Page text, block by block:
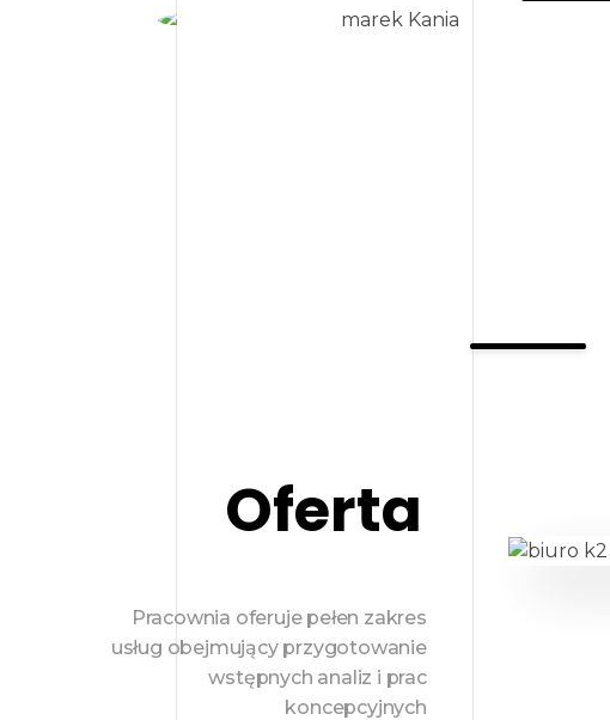
Oferta
Pracownia oferuje pełen zakres
usług obejmujący przygotowanie
wstępnych analiz i prac
koncepcyjnych